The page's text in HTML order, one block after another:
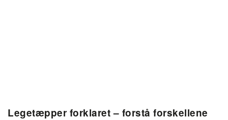
Legetæpper forklaret – forstå forskellene